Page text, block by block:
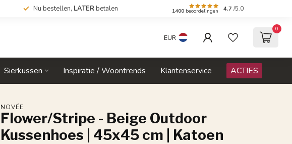
Nu bestellen, LATER betalen 1400 beoordelingen 4.7 /5.0
EUR
0
Sierkussen Inspiratie / Woontrends Klantenservice ACTIES
NOVÉE
Flower/Stripe - Beige Outdoor
Kussenhoes | 45x45 cm | Katoen